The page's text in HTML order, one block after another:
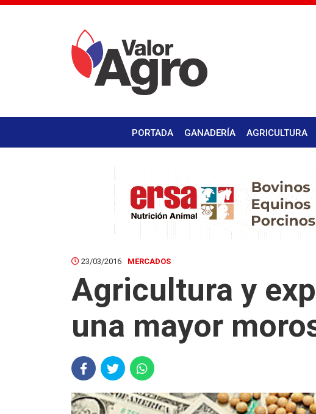
PORTADA GANADERÍA AGRICULTURA
23/03/2016 MERCADOS
Agricultura y
una mayor